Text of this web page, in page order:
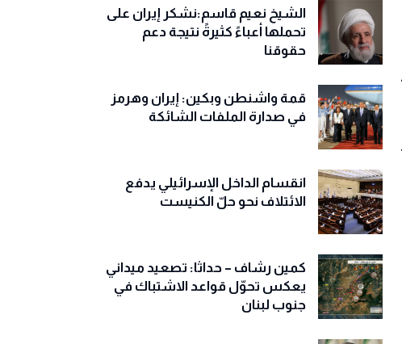
الشيخ نعيم قاسم:نشكر إيران على
تحملها أعباءً كثيرةً نتيجة دعم
حقوقنا
قمة واشنطن وبكين: إيران وهرمز
في صدارة الملفات الشائكة
انقسام الداخل الإسرائيلي يدفع
الائتلاف نحو حلّ الكنيست
كمين رشاف – حداثا: تصعيد ميداني
يعكس تحوّل قواعد الاشتباك في
جنوب لبنان